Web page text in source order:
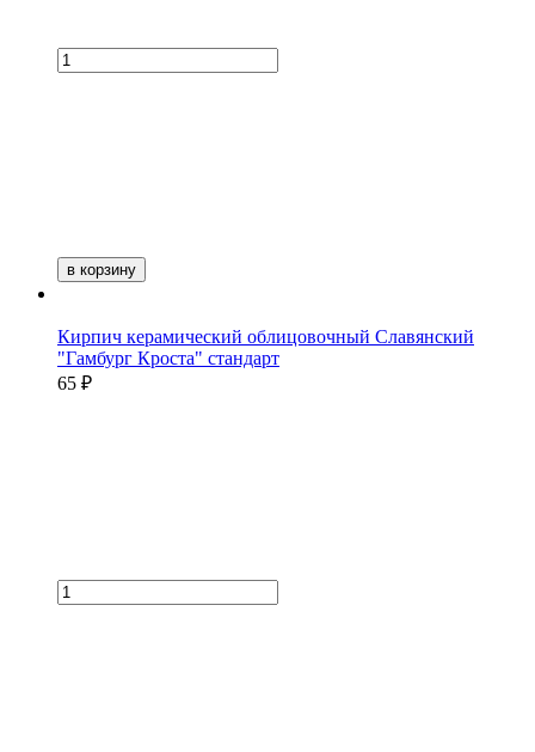
в корзину
Кирпич керамический облицовочный Славянский
"Гамбург Кроста" стандарт
65 ₽